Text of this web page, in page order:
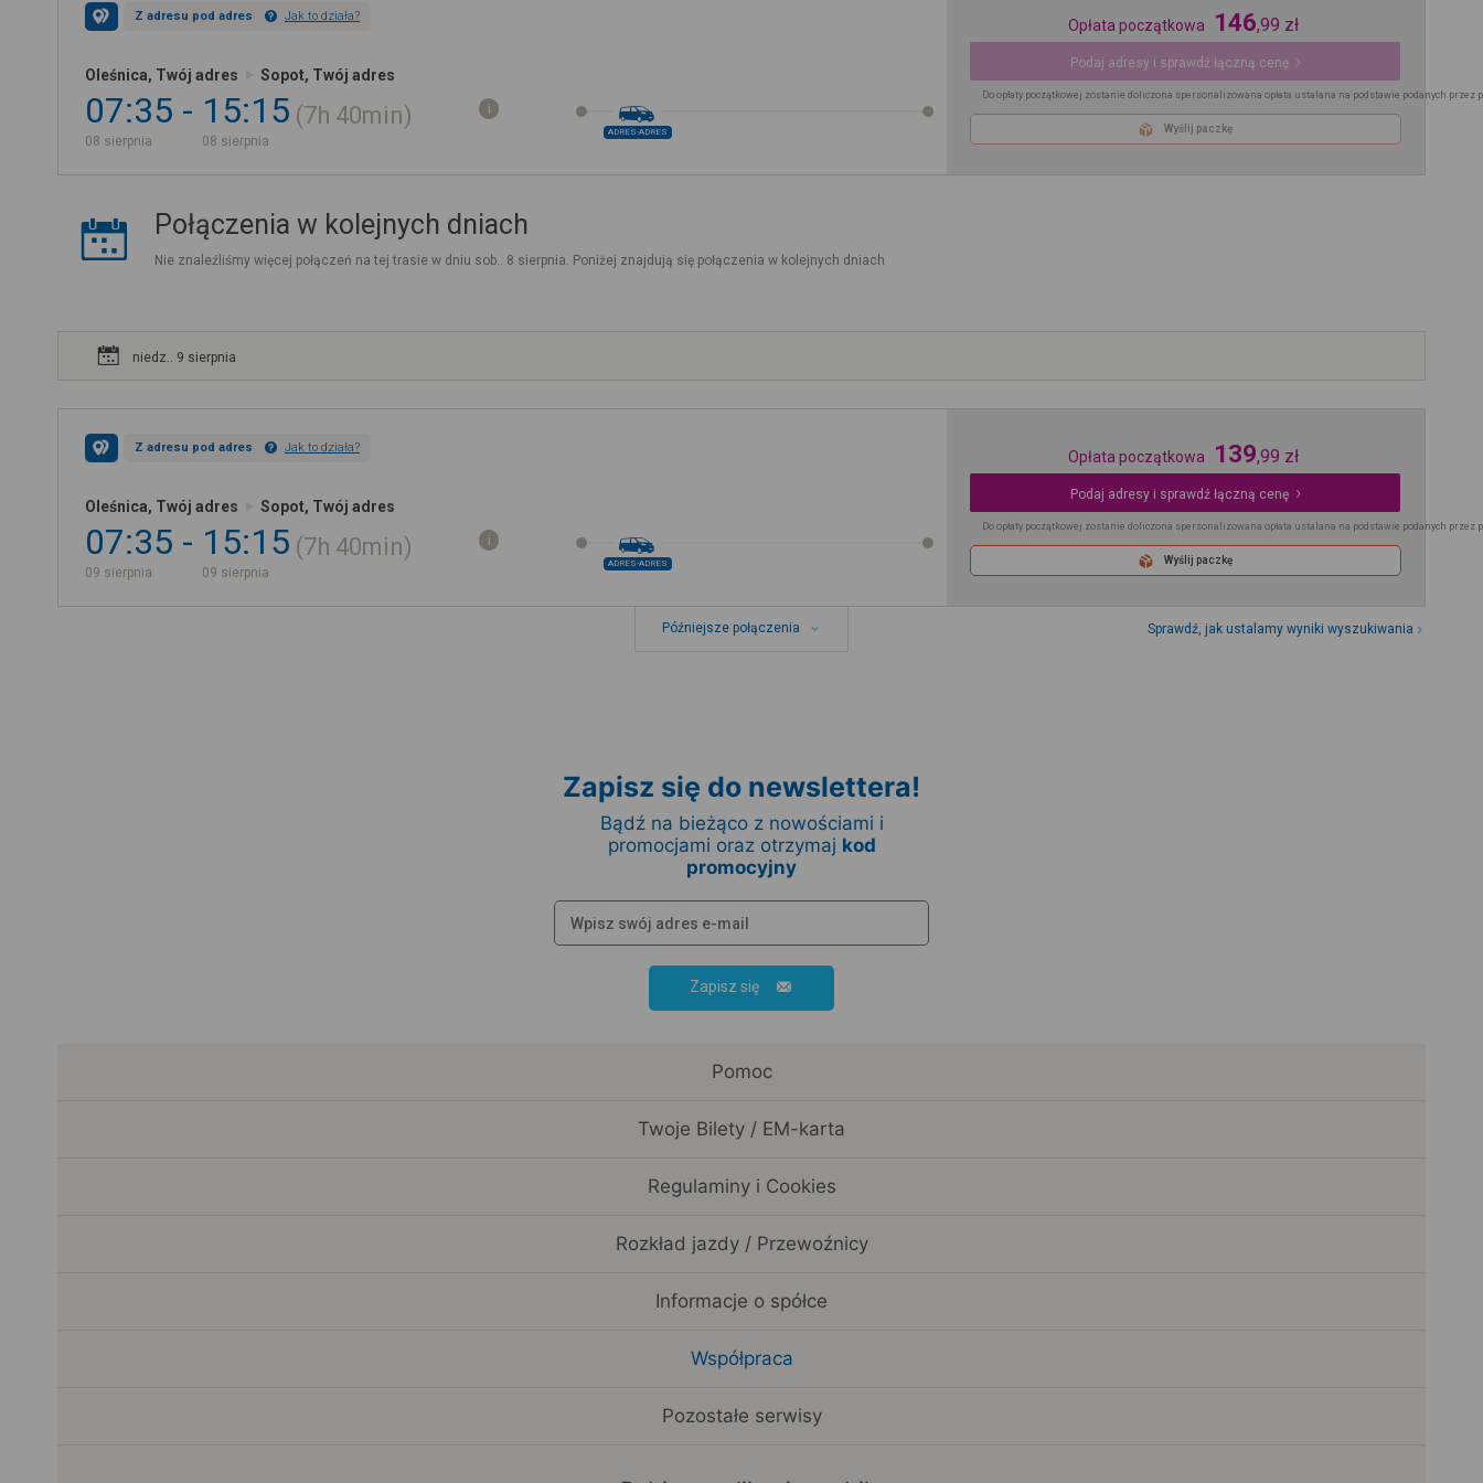
Z adresu pod adres Jak to działa?
Oleśnica, Twój adres Sopot, Twój adres
07:35
08 sierpnia
15:15
08 sierpnia
7h 40min
ADRES-ADRES
Opłata początkowa 146,99 zł
Podaj adresy i sprawdź łączną cenę
Do opłaty początkowej zostanie doliczona spersonalizowana opłata ustalana na podstawie podanych przez
Wyślij paczkę
Połączenia w kolejnych dniach
Nie znaleźliśmy więcej połączeń na tej trasie w dniu sob.. 8 sierpnia. Poniżej znajdują się połączenia w kolejnych dniach
niedz.. 9 sierpnia
Z adresu pod adres Jak to działa?
Oleśnica, Twój adres Sopot, Twój adres
07:35
09 sierpnia
15:15
09 sierpnia
7h 40min
ADRES-ADRES
Opłata początkowa 139,99 zł
Podaj adresy i sprawdź łączną cenę
Do opłaty początkowej zostanie doliczona spersonalizowana opłata ustalana na podstawie podanych przez
Wyślij paczkę
Późniejsze połączenia Sprawdź, jak ustalamy wyniki wyszukiwania
Zapisz się do newslettera!
Bądź na bieżąco z nowościami i
promocjami oraz otrzymaj kod
promocyjny
Zapisz się
Pomoc
Twoje Bilety / EM-karta
Regulaminy i Cookies
Rozkład jazdy / Przewoźnicy
Informacje o spółce
Współpraca
Pozostałe serwisy